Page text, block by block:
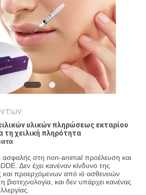
υλικών πληρώσεως εκταρίου
τη χειλική πληρότητα
ασφαλής στη non-animal προέλευση και
Δεν έχει κανέναν κίνδυνο της
και προερχόμενων από ιό ασθενειών
και δεν υπάρχει κανένας